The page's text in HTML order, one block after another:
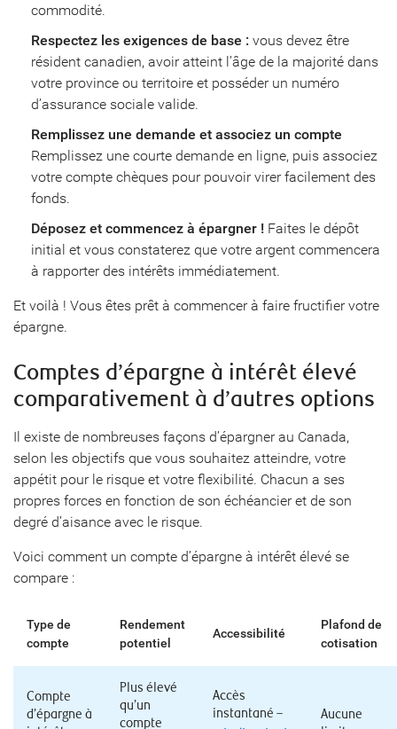
commodité.
Respectez les exigences de base : vous devez être
résident canadien, avoir atteint l’âge de la majorité dans
votre province ou territoire et posséder un numéro
d’assurance sociale valide.
Remplissez une demande et associez un compte
Remplissez une courte demande en ligne, puis associez
votre compte chèques pour pouvoir virer facilement des
fonds.
Déposez et commencez à épargner ! Faites le dépôt
initial et vous constaterez que votre argent commencera
à rapporter des intérêts immédiatement.
Et voilà ! Vous êtes prêt à commencer à faire fructifier votre
épargne.
Comptes d’épargne à intérêt élevé
comparativement à d’autres options
Il existe de nombreuses façons d’épargner au Canada,
selon les objectifs que vous souhaitez atteindre, votre
appétit pour le risque et votre flexibilité. Chacun a ses
propres forces en fonction de son échéancier et de son
degré d’aisance avec le risque.
Voici comment un compte d’épargne à intérêt élevé se
compare :
Type de
compte
Rendement
potentiel
Accessibilité
Plafond de
cotisation
Compte
d’épargne à
Plus élevé
qu’un
compte
Accès
instantané –
Aucune